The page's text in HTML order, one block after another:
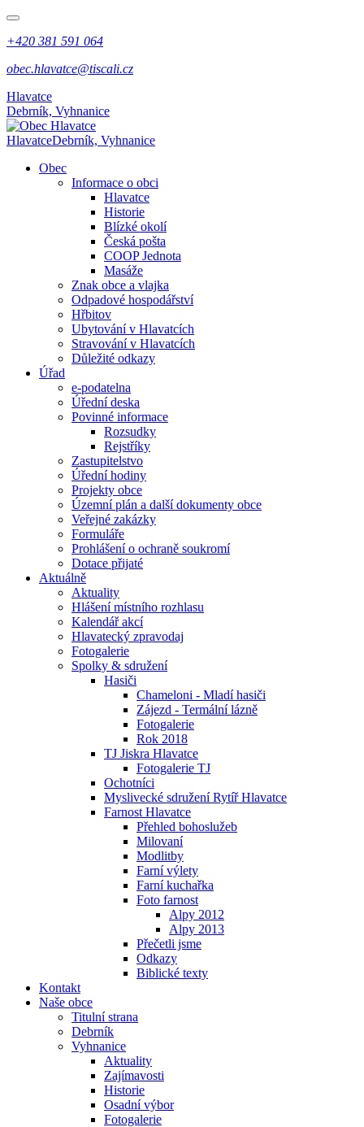
+420 381 591 064
obec.hlavatce@tiscali.cz
Hlavatce
Debrník, Vyhnanice
HlavatceDebrník, Vyhnanice
Obec
Informace o obci
Hlavatce
Historie
Blízké okolí
Česká pošta
COOP Jednota
Masáže
Znak obce a vlajka
Odpadové hospodářství
Hřbitov
Ubytování v Hlavatcích
Stravování v Hlavatcích
Důležité odkazy
Úřad
e-podatelna
Úřední deska
Povinné informace
Rozsudky
Rejstříky
Zastupitelstvo
Úřední hodiny
Projekty obce
Územní plán a další dokumenty obce
Veřejné zakázky
Formuláře
Prohlášení o ochraně soukromí
Dotace přijaté
Aktuálně
Aktuality
Hlášení místního rozhlasu
Kalendář akcí
Hlavatecký zpravodaj
Fotogalerie
Spolky & sdružení
Hasiči
Chameloni - Mladí hasiči
Zájezd - Termální lázně
Fotogalerie
Rok 2018
TJ Jiskra Hlavatce
Fotogalerie TJ
Ochotníci
Myslivecké sdružení Rytíř Hlavatce
Farnost Hlavatce
Přehled bohoslužeb
Milovaní
Modlitby
Farní výlety
Farní kuchařka
Foto farnost
Alpy 2012
Alpy 2013
Přečetli jsme
Odkazy
Biblické texty
Kontakt
Naše obce
Titulní strana
Debrník
Vyhnanice
Aktuality
Zajímavosti
Historie
Osadní výbor
Fotogalerie